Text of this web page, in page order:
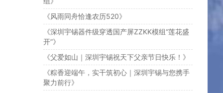
《风雨同舟恰逢农历520》
《深圳宇锡器件级穿透国产屏ZZKK模组“莲花盛
开”》
《父爱如山｜深圳宇锡祝天下父亲节日快乐！》
《粽香迎端午，实干筑初心｜深圳宇锡与您携手
聚力前行》